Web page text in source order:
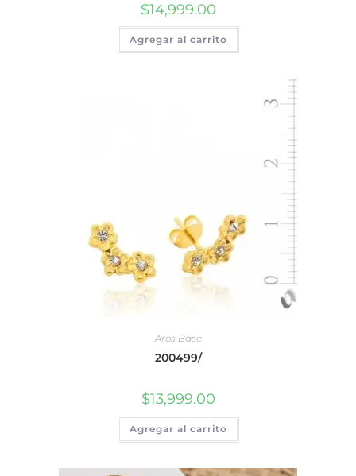
$14,999.00
Agregar al carrito
Aros Base
200499/
$13,999.00
Agregar al carrito